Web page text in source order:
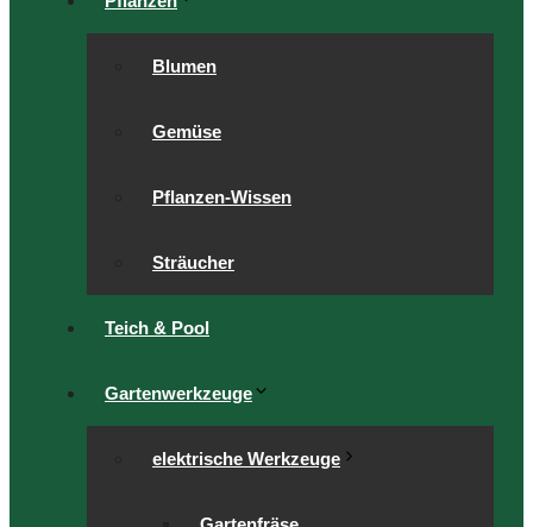
Blumen
Gemüse
Pflanzen-Wissen
Sträucher
Teich & Pool
Gartenwerkzeuge
elektrische Werkzeuge